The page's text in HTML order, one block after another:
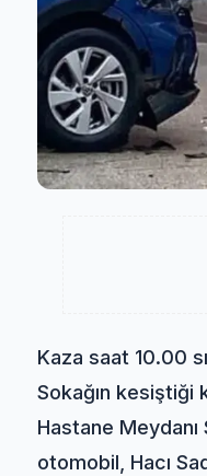
Kaza saat 10.00
Sokağın
Hastane
otomobil, Hacı